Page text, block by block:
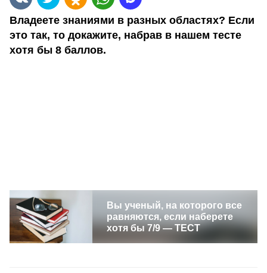
Владеете знаниями в разных областях? Если
это так, то докажите, набрав в нашем тесте
хотя бы 8 баллов.
Вы ученый, на которого все
равняются, если наберете
хотя бы 7/9 — ТЕСТ